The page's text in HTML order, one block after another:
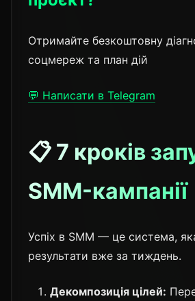
Отримайте безкоштовну
соцмереж та план дій
💬 Написати в Telegram
📋 7 кроків
SMM-кампанії
Успіх в SMM — це система,
результати вже за тиждень.
Декомпозиція цілей: